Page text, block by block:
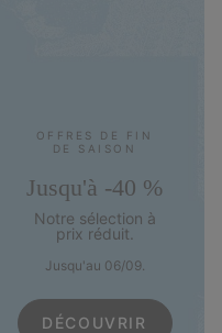
OFFRES DE FIN
DE SAISON
Jusqu'à -40 %
Notre sélection à
prix réduit.
Jusqu'au 06/09.
DÉCOUVRIR